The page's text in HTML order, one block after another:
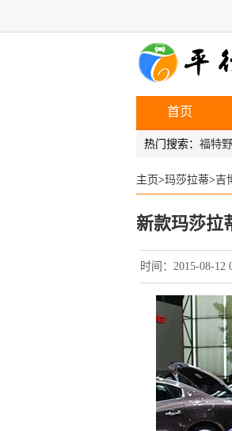
首页
热门搜索： 福特
主页>玛莎拉蒂>吉
新款玛莎拉
时间：2015-08-12